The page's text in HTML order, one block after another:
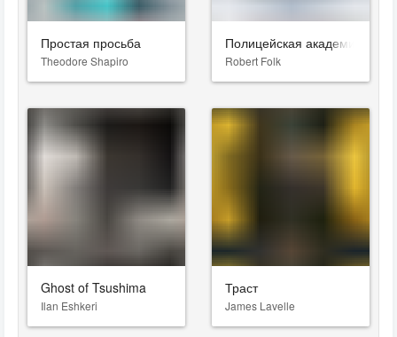
Простая просьба
Theodore Shapiro
Полицейская академия
Robert Folk
Ghost of Tsushima
Ilan Eshkeri
Траст
James Lavelle